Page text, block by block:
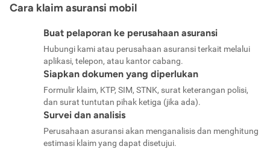
Cara klaim asuransi mobil
Buat pelaporan ke perusahaan asuransi
Hubungi kami atau perusahaan asuransi terkait melalui
aplikasi, telepon, atau kantor cabang.
Siapkan dokumen yang diperlukan
Formulir klaim, KTP, SIM, STNK, surat keterangan polisi,
dan surat tuntutan pihak ketiga (jika ada).
Survei dan analisis
Perusahaan asuransi akan menganalisis dan menghitung
estimasi klaim yang dapat disetujui.